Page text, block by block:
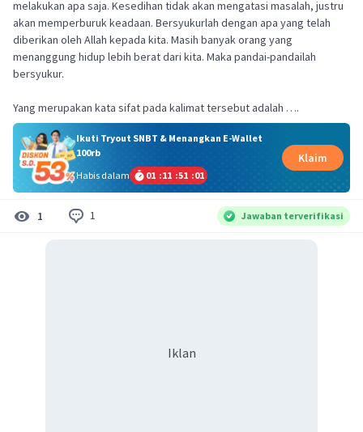
melakukan apa saja. Kesedihan tidak akan mengatasi masalah, justru
akan memperburuk keadaan. Bersyukurlah dengan apa yang telah
diberikan oleh Allah kepada kita. Masih banyak orang yang
menanggung hidup lebih berat dari kita. Maka pandai-pandailah
bersyukur.
Yang merupakan kata sifat pada kalimat tersebut adalah ….
Ikuti Tryout SNBT & Menangkan E-Wallet
100rb
Habis dalam
01 :11 :51 :01
Klaim
1 1 Jawaban terverifikasi
Iklan